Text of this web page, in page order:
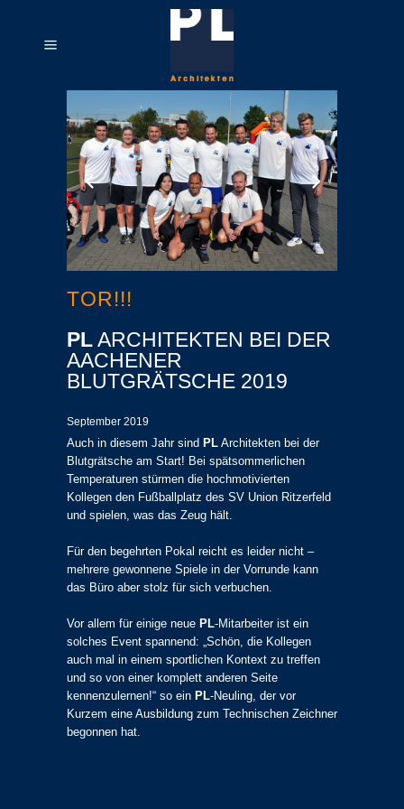
TOR!!!
PLARCHITEKTEN BEI DER
AACHENER
BLUTGRÄTSCHE 2019
September 2019
Auch in diesem Jahr sind PL Architekten bei der
Blutgrätsche am Start! Bei spätsommerlichen
Temperaturen stürmen die hochmotivierten
Kollegen den Fußballplatz des SV Union Ritzerfeld
und spielen, was das Zeug hält.
Für den begehrten Pokal reicht es leider nicht –
mehrere gewonnene Spiele in der Vorrunde kann
das Büro aber stolz für sich verbuchen.
Vor allem für einige neue PL-Mitarbeiter ist ein
solches Event spannend: „Schön, die Kollegen
auch mal in einem sportlichen Kontext zu treffen
und so von einer komplett anderen Seite
kennenzulernen!“ so ein PL-Neuling, der vor
Kurzem eine Ausbildung zum Technischen Zeichner
begonnen hat.